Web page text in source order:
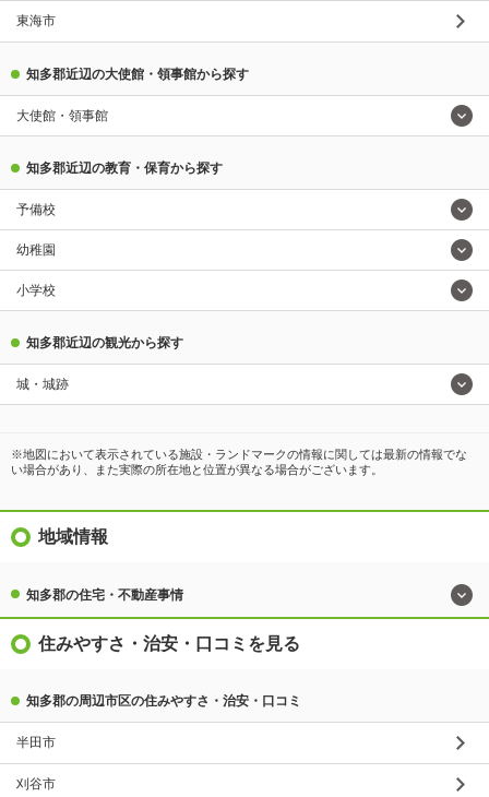
東海市
知多郡近辺の大使館・領事館から探す
大使館・領事館
知多郡近辺の教育・保育から探す
予備校
幼稚園
小学校
知多郡近辺の観光から探す
城・城跡
※地図において表示されている施設・ランドマークの情報に関しては最新の情報でな
い場合があり、また実際の所在地と位置が異なる場合がございます。
地域情報
知多郡の住宅・不動産事情
住みやすさ・治安・口コミを見る
知多郡の周辺市区の住みやすさ・治安・口コミ
半田市
刈谷市